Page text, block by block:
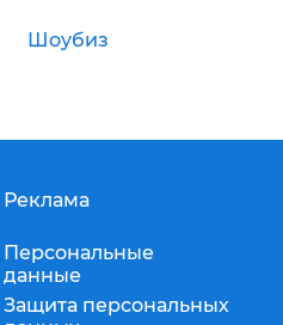
Шоубиз
Реклама
Персональные
данные
Защита персональных